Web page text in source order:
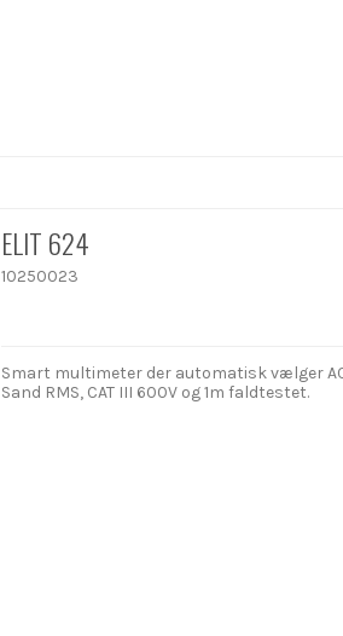
ELIT 624
10250023
Smart multimeter der automatisk vælger
Sand RMS, CAT III 600V og 1m faldtestet.